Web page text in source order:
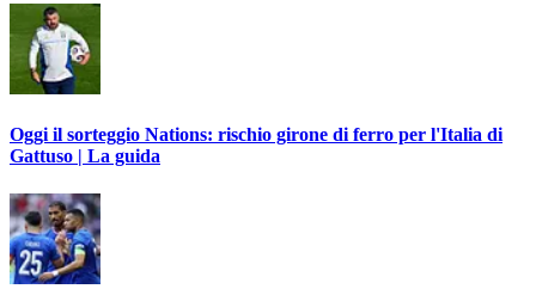
Oggi il sorteggio Nations: rischio girone di ferro per l'Italia di
Gattuso | La guida